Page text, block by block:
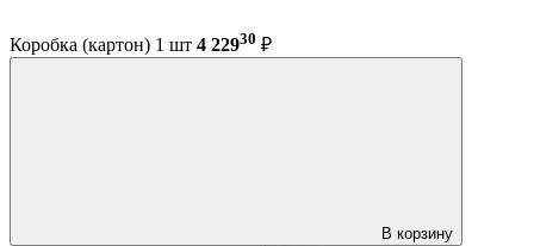
Коробка (картон) 1 шт 4 22930 ₽
В корзину